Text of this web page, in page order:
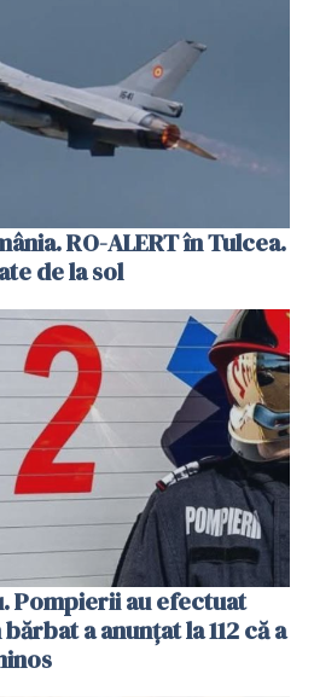
RO-ALERT în Tulcea.
de la sol
Pompierii au efectuat
a anunțat la 112 că a